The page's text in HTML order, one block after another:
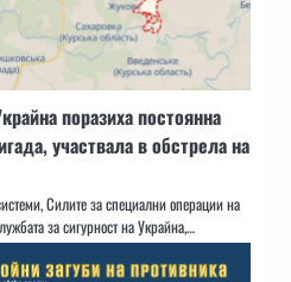
поразиха постоянна
участвала в обстрела на
Силите за специални операции на
за сигурност на Украйна,…